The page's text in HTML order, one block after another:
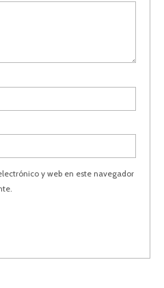
y web en este navegador